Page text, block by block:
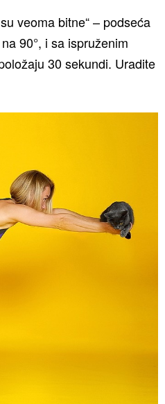
veoma bitne“ – podseća
90°, i sa ispruženim
30 sekundi. Uradite